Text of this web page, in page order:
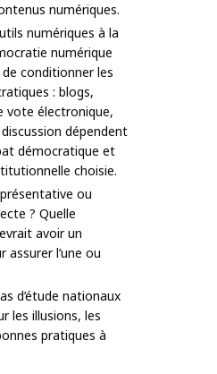
numériques.
numériques à la
numérique
conditionner les
: blogs,
vote électronique,
dépendent
démocratique et
choisie.
ou
? Quelle
avoir un
assurer l’une ou
d’étude nationaux
les illusions, les
pratiques à